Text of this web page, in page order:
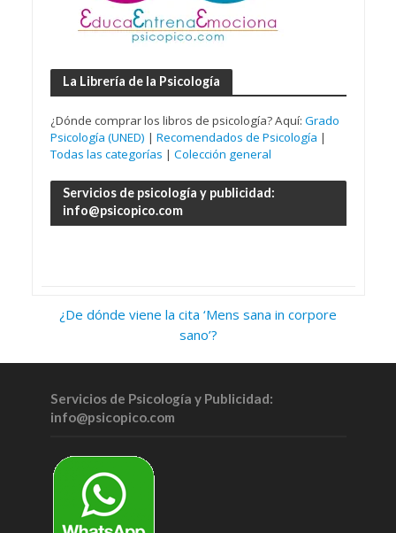
La Librería de la Psicología
¿Dónde comprar los libros de psicología? Aquí: Grado
Psicología (UNED) | Recomendados de Psicología |
Todas las categorías | Colección general
Servicios de psicología y publicidad:
info@psicopico.com
¿De dónde viene la cita ‘Mens sana in corpore
sano’?
Servicios de Psicología y Publicidad:
info@psicopico.com